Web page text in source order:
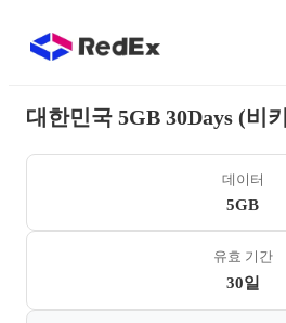
대한민국 5GB 30Days (비
데이터
5GB
유효 기간
30일